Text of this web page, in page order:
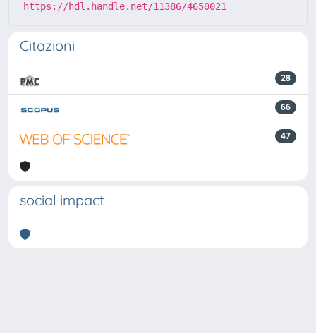
https://hdl.handle.net/11386/4650021
Citazioni
28
66
47
social impact